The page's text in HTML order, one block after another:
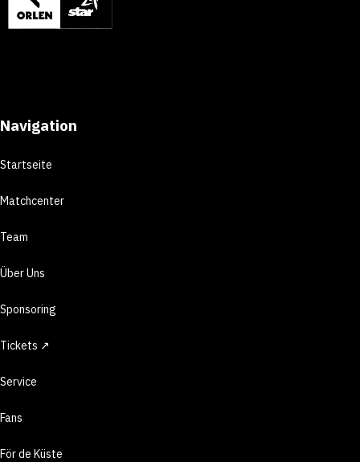
Navigation
Startseite
Matchcenter
Team
Über Uns
Sponsoring
Tickets ↗
Service
Fans
För de Küste